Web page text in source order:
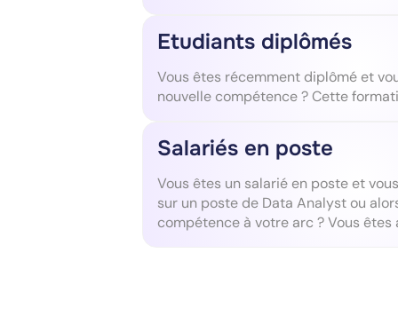
Etudiants diplômés
Vous êtes récemment diplômé et
nouvelle compétence ? Cette
Salariés en poste
Vous êtes un salarié en poste et
sur un poste de Data Analyst ou
compétence à votre arc ? Vous êtes